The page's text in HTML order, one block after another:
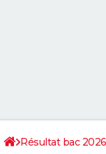
Résultat bac 2026